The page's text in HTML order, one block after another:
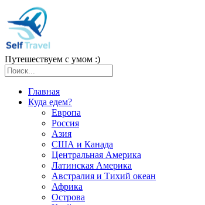
Путешествуем с умом :)
Главная
Куда едем?
Европа
Россия
Азия
США и Канада
Центральная Америка
Латинская Америка
Австралия и Тихий океан
Африка
Острова